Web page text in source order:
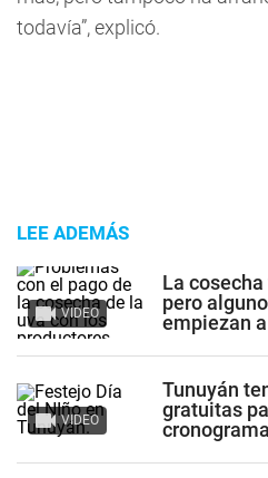
todavía”, explicó.
LEE ADEMÁS
VIDEO
La
pero
empiezan
VIDEO
Tunuyán
gratuitas
cronograma